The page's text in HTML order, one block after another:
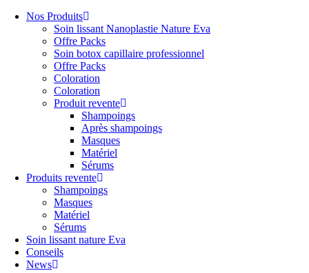
Nos Produits
Soin lissant Nanoplastie Nature Eva
Offre Packs
Soin botox capillaire professionnel
Offre Packs
Coloration
Coloration
Produit revente
Shampoings
Après shampoings
Masques
Matériel
Sérums
Produits revente
Shampoings
Masques
Matériel
Sérums
Soin lissant nature Eva
Conseils
News